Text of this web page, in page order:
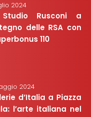
2024
Rusconi a
delle RSA con
110
2024
d’Italia a Piazza
l’arte italiana nel